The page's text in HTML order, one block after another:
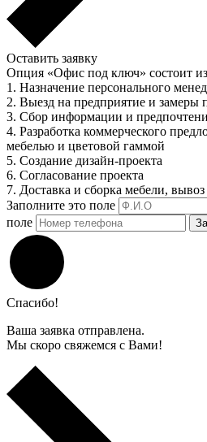
Оставить заявку
Опция «Офис под ключ» состоит
1. Назначение персонального
2. Выезд на предприятие и замеры
3. Сбор информации и
4. Разработка коммерческого
мебелью и цветовой гаммой
5. Создание дизайн-проекта
6. Согласование проекта
7. Доставка и сборка мебели,
Заполните это поле
поле
Спасибо!
Ваша заявка отправлена.
Мы скоро свяжемся с Вами!